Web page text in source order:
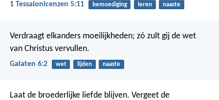
1 Tessalonicenzen 5:11 bemoediging leren naaste
Verdraagt elkanders moeilijkheden; zó zult gij de wet
van Christus vervullen.
Galaten 6:2 wet lijden naaste
Laat de broederlijke liefde blijven. Vergeet de